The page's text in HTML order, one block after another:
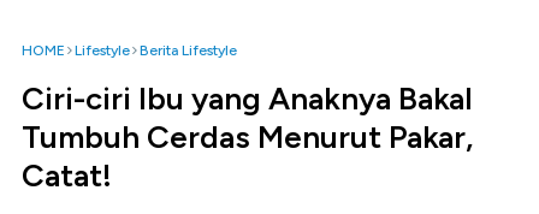
HOME Lifestyle Berita Lifestyle
Ciri-ciri Ibu yang Anaknya Bakal
Tumbuh Cerdas Menurut Pakar,
Catat!